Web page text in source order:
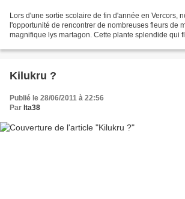
Lors d'une sortie scolaire de fin d'année en Vercors,
l'opportunité de rencontrer de nombreuses fleurs de
magnifique lys martagon. Cette plante splendide qui
Kilukru ?
Publié le 28/06/2011 à 22:56
Par lta38